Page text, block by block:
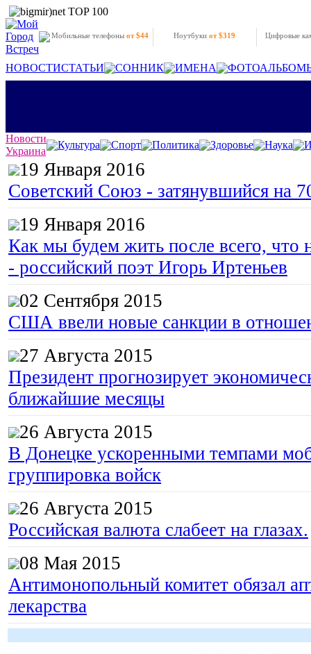
Мобильные телефоны от $44 Ноутбукиот $319 Цифровые
НОВОСТИСТАТЬИ СОННИК ИМЕНА
Новости
Украина
Культура Спорт Политика Здоровье Наука
19 Января 2016
Советский Союз - затянувшийся на
19 Января 2016
Как мы будем жить после всего, что
- российский поэт Игорь Иртеньев
02 Сентября 2015
США ввели новые санкции в
27 Августа 2015
Президент прогнозирует
ближайшие месяцы
26 Августа 2015
В Донецке ускоренными темпами
группировка войск
26 Августа 2015
Российская валюта слабеет на глазах.
08 Мая 2015
Антимонопольный комитет обязал
лекарства